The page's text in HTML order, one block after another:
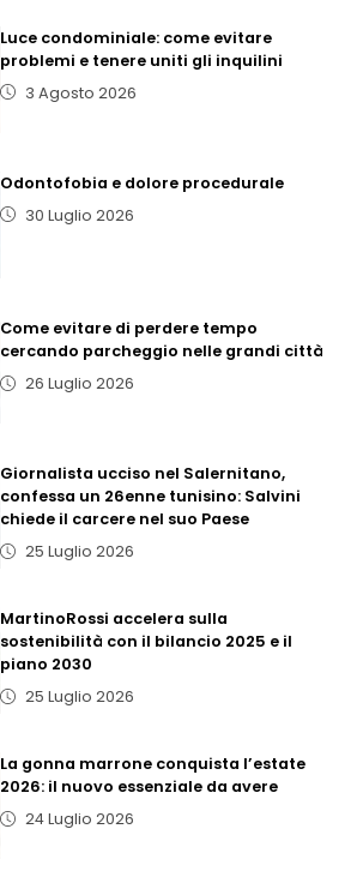
Luce condominiale: come evitare
problemi e tenere uniti gli inquilini
3 Agosto 2026
Odontofobia e dolore procedurale
30 Luglio 2026
Come evitare di perdere tempo
cercando parcheggio nelle grandi città
26 Luglio 2026
Giornalista ucciso nel Salernitano,
confessa un 26enne tunisino: Salvini
chiede il carcere nel suo Paese
25 Luglio 2026
MartinoRossi accelera sulla
sostenibilità con il bilancio 2025 e il
piano 2030
25 Luglio 2026
La gonna marrone conquista l’estate
2026: il nuovo essenziale da avere
24 Luglio 2026